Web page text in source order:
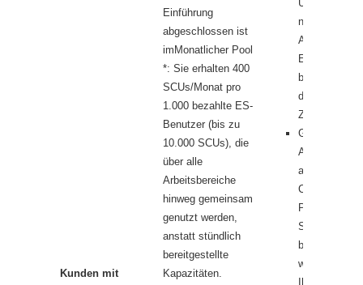
Kunden mit
Einführung
abgeschlossen ist
im Monatlicher Pool
*: Sie erhalten 400
SCUs/Monat pro
1.000 bezahlte ES-
Benutzer (bis zu
10.000 SCUs), die
über alle
Arbeitsbereiche
hinweg gemeinsam
genutzt werden,
anstatt stündlich
bereitgestellte
Kapazitäten.
nutzen; die
Ankündigung
Einbeziehung
bedeutet
der
Zugriff
Gleiche
aktuellen
Chat- und
Promptbook-
Szenarien
bisher weiter
werden